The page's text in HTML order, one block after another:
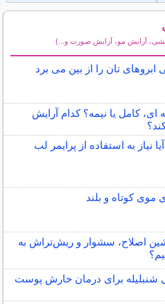
آرایش مو، آرایش صورت و...)
کامل یا نیمه؟ کدام آرایش
نیاز به استفاده از پرایمر لب
موی کوتاه و بلند
اصلاح، سشوار و ریش‌تراش به
شنبلیله برای درمان خارش پوست